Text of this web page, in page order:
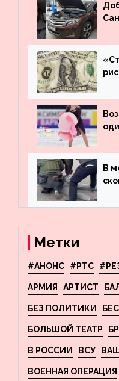
В
Метки
#АНОНС #РТС
АРМИЯ АРТИСТ
БЕЗ ПОЛИТИКИ
БОЛЬШОЙ ТЕАТР
В РОССИИ ВСУ
ВОЕННАЯ ОПЕРАЦИЯ